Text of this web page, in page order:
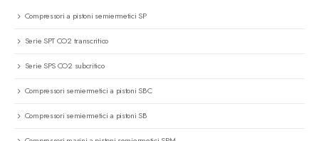
Compressori a pistoni semiermetici SP
Serie SPT CO2 transcritico
Serie SPS CO2 subcritico
Compressori semiermetici a pistoni SBC
Compressori semiermetici a pistoni SB